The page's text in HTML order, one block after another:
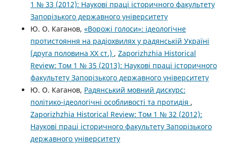
1 № 33 (2012): Наукові праці історичного факультету
Запорізького державного університету
Ю. О. Каганов, «Ворожі голоси»: ідеологічне
протистояння на радіохвилях у радянській Україні
(друга половина XX ст.) , Zaporizhzhia Historical
Review: Том 1 № 35 (2013): Наукові праці історичного
факультету Запорізького державного університету
Ю. О. Каганов, Радянський мовний дискурс:
політико-ідеологічні особливості та протидія ,
Zaporizhzhia Historical Review: Том 1 № 32 (2012):
Наукові праці історичного факультету Запорізького
державного університету